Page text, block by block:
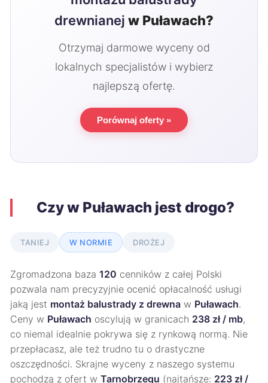
drewnianej w Puławach?
Otrzymaj darmowe wyceny od
lokalnych specjalistów i wybierz
najlepszą ofertę.
Porównaj oferty »
Czy w Puławach jest drogo?
TANIEJ W NORMIE DROŻEJ
Zgromadzona baza 120 cenników z całej Polski
pozwala nam precyzyjnie ocenić opłacalność usługi
jaką jest montaż balustrady z drewna w Puławach.
Ceny w Puławach oscylują w granicach 238 zł / mb,
co niemal idealnie pokrywa się z rynkową normą. Nie
przepłacasz, ale też trudno tu o drastyczne
oszczędności. Skrajne wyceny z naszego systemu
pochodzą z ofert w Tarnobrzegu (najtańsze: 223 zł /